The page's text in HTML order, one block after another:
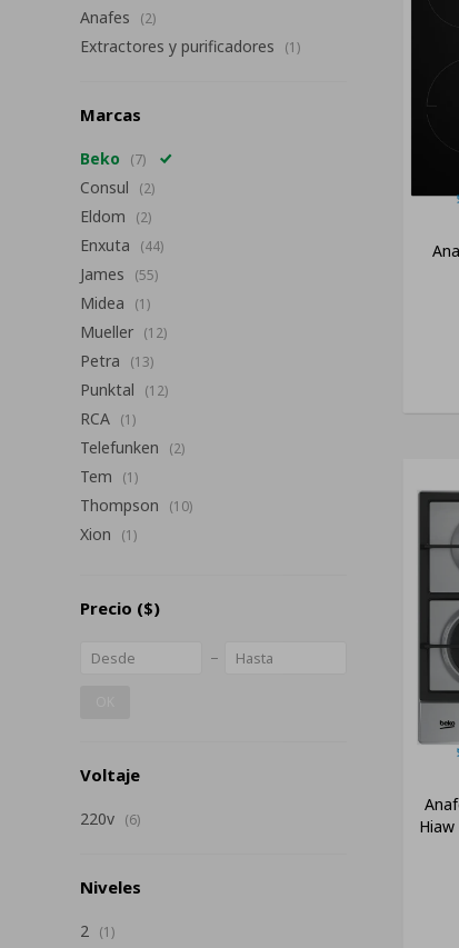
Anafes (2)
Extractores y purificadores (1)
Marcas
Beko (7)
Consul (2)
Eldom (2)
Enxuta (44)
James (55)
Midea (1)
Mueller (12)
Petra (13)
Punktal (12)
RCA (1)
Telefunken (2)
Tem (1)
Thompson (10)
Xion (1)
Precio ($)
Voltaje
220v (6)
Niveles
2 (1)